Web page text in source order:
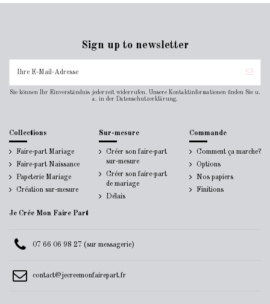
Sign up to newsletter
Sie können Ihr Einverständnis jederzeit widerrufen. Unsere Kontaktinformationen finden Sie u.
a. in der Datenschutzerklärung.
Collections
Faire-part Mariage
Faire-part Naissance
Papeterie Mariage
Création sur-mesure
Sur-mesure
Créer son faire-part
sur-mesure
Créer son faire-part
de mariage
Délais
Commande
Comment ça marche?
Options
Nos papiers
Finitions
Je Crée Mon Faire Part
07 66 06 98 27 (sur messagerie)
contact@jecreemonfairepart.fr